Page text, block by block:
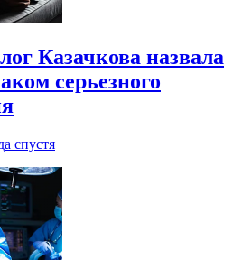
Казачкова назвала
серьезного
спустя